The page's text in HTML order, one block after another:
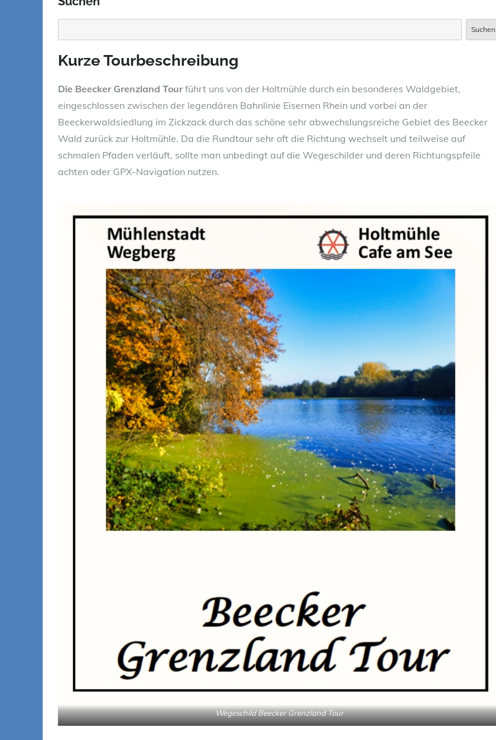
Suchen
Kurze Tourbeschreibung
Die Beecker Grenzland Tourführt uns von der Holtmühle durch ein besonderes Waldgebiet,
eingeschlossen zwischen der legendären Bahnlinie Eisernen Rhein und vorbei an der
Beeckerwaldsiedlung im Zickzack durch das schöne sehr abwechslungsreiche Gebiet des Beecker
Wald zurück zur Holtmühle. Da die Rundtour sehr oft die Richtung wechselt und teilweise auf
schmalen Pfaden verläuft, sollte man unbedingt auf die Wegeschilder und deren Richtungspfeile
achten oder GPX-Navigation nutzen.
Wegeschild Beecker Grenzland Tour